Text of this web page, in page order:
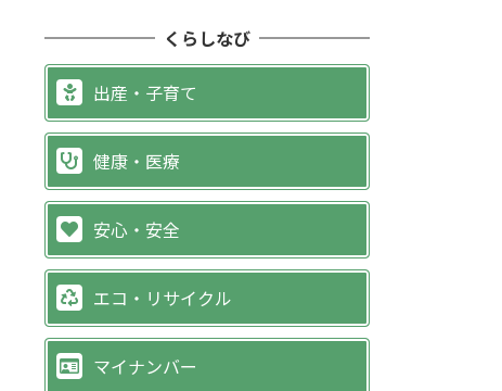
くらしなび
出産・子育て
健康・医療
安心・安全
エコ・リサイクル
マイナンバー